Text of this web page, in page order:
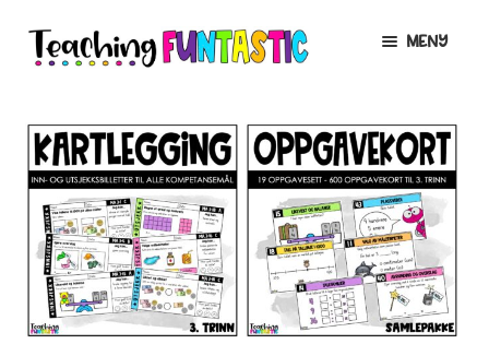
Hopp
til
Hopp
til
MENY
UNDERMENY
MIN KONTO
GRATIS
UTVID
UNDERMENY
BUTIKK
UTVID
UNDERMENY
LISENSER
UTVID